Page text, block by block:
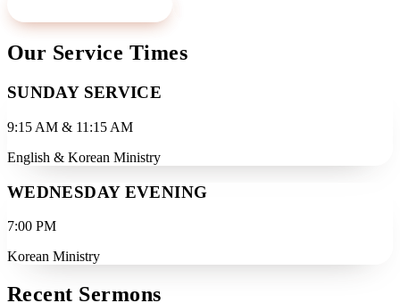
Our Service Times
SUNDAY SERVICE
9:15 AM & 11:15 AM
English & Korean Ministry
WEDNESDAY EVENING
7:00 PM
Korean Ministry
Recent Sermons